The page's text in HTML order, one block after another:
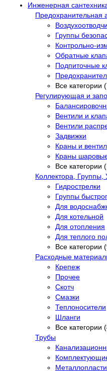
Инженерная
Предохранительная
Группы
Контрольно-
Обратные
Подпиточные
Все категории
Регулирующая и
Вентили и
Вентили
Задвижки
Краны и
Краны
Все категории
Коллектора, Группы,
Гидрострелки
Группы
Для
Для котельной
Для отопления
Для теплого
Все категории
Расходные
Крепеж
Прочее
Скотч
Смазки
Теплоносители
Шланги
Все категории
Трубы